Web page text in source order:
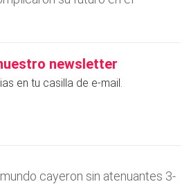
newsletter
en tu casilla de e-mail.
cayeron sin atenuantes 3-